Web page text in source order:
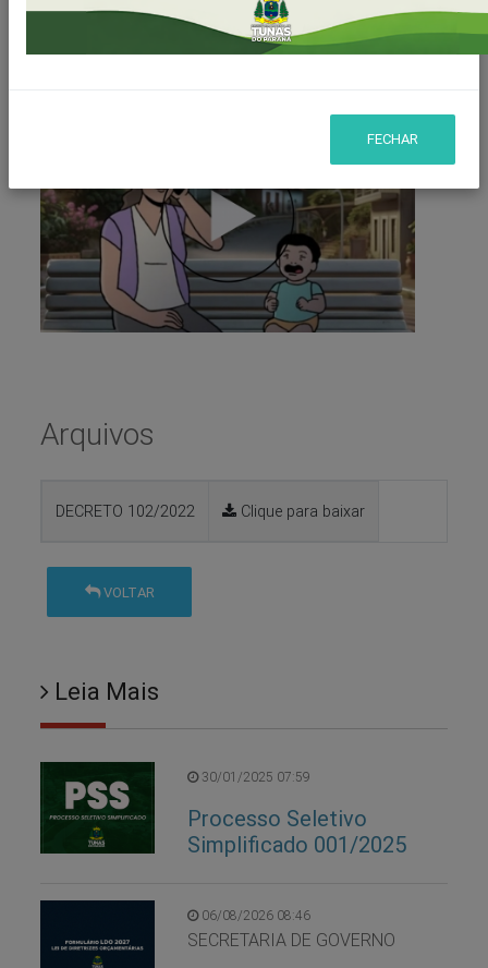
Compartilhar WHATSAPP
Arquivos
DECRETO 102/2022 Clique para baixar
VOLTAR
Leia Mais
30/01/2025 07:59
Processo Seletivo
Simplificado 001/2025
06/08/2026 08:46
SECRETARIA DE GOVERNO
FECHAR